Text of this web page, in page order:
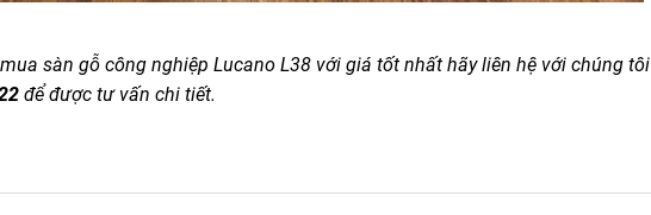
sàn gỗ công nghiệp Lucano L38 với giá tốt nhất hãy liên hệ với chúng tôi
để được tư vấn chi tiết.